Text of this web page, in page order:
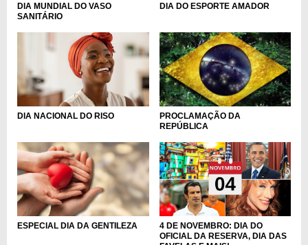
DIA MUNDIAL DO VASO
SANITÁRIO
DIA DO ESPORTE AMADOR
DIA NACIONAL DO RISO
PROCLAMAÇÃO DA
REPÚBLICA
ESPECIAL DIA DA GENTILEZA
4 DE NOVEMBRO: DIA DO
OFICIAL DA RESERVA, DIA DAS